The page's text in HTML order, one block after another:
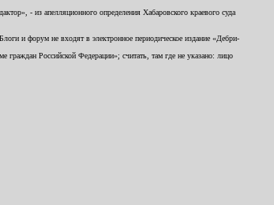
- из апелляционного определения Хабаровского краевого суда
и форум не входят в электронное периодическое издание «Дебри-
Российской Федерации»; считать, там где не указано: лицо